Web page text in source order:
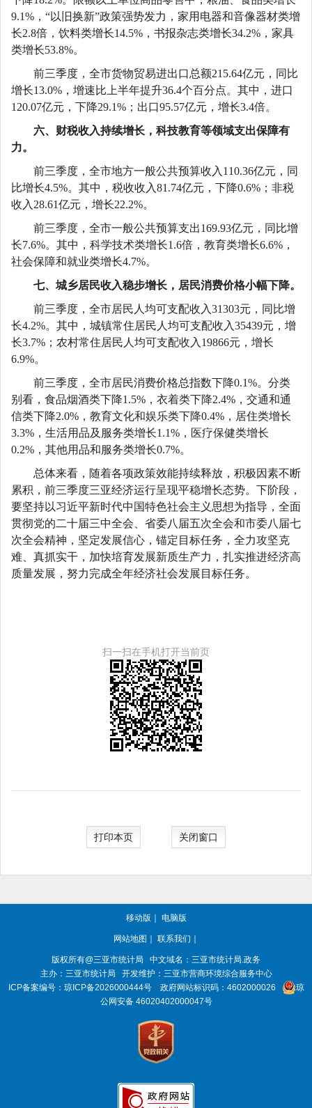
9.1%，“以旧换新”政策强势发力， 家用电器和音像器材类增
长2.8倍， 饮料类增长14.5%， 书报杂志类增长34.2%， 家具
类增长53.8%。
前三季度 ，全市货物贸易进出口总额215.64亿元，同比
增长13.0%， 增速比上半年提升36.4个百分点。 其中，进口
120.07亿元，下降29.1%；出口95.57亿元，增长3.4倍。
六、财税收入持续增长， 科技教育等领域支出保障有
力。
前三季度 ，全市地方一般公共预算收入 110.36亿元， 同
比增长4.5%。其中 ， 税收收入81.74亿元， 下降0.6% ；非税
收入 28.61亿元，增长22.2%。
前三季度，全市一般公共预算支出169.93亿元，同比增
长7.6%。 其中 ，科学技术类增长1.6倍，教育类增长6.6%，
社会保障和就业类增长4.7%。
七、城乡居民收入稳步增长，居民消费价格小幅下降。
前三季度 ，全市居民人均可支配收入31303元，同比增
长4.2%。其中，城镇常住居民人均可支配收入35439元，增
长3.7%；农村常住居民人均可支配收入19866元，增长
6.9%。
前三季度 ，全市居民消费价格总指数下降0.1%。分类
别看，食品烟酒类下降1.5%，衣着类下降2.4%，交通和通
信类下降2.0%，教育文化和娱乐类下降0.4%，居住类增长
3.3%，生活用品及服务类增长1.1%，医疗保健类增长
0.2%，其他用品和服务类增长0.7%。
总体来看，随着各项政策效能持续释放，积极因素不断
累积，前三季度三亚经济运行呈现平稳增长态势。 下阶段，
要坚持以习近平新时代中国特色社会主义思想为指导，全面
贯彻党的二十届三中全会、省委八届五次全会和市委八届七
次全会精神，坚定发展信心，锚定目标任务，全力攻坚克
难、真抓实干，加快培育发展新质生产力，扎实推进经济高
质量发展，努力完成全年经济社会发展目标任务。
扫一扫在手机打开当前页
打印本页 关闭窗口
移动版 ｜ 电脑版
网站地图 ｜ 联系我们 ｜
版权所有@三亚市统计局
中文域名：三亚市统计局.政务
主办：三亚市统计局
开发维护：三亚市营商环境综合服务中心
ICP备案编号： 琼ICP备2026000444号 政府网站标识码： 4602000026
琼
公网安备 46020402000047号